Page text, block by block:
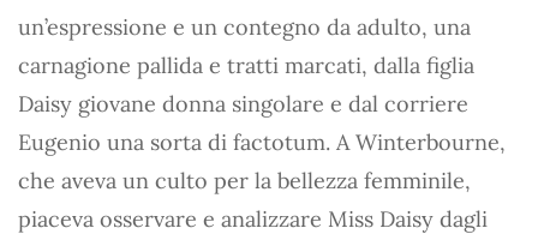
un’espressione e un contegno da adulto, una
carnagione pallida e tratti marcati, dalla figlia
Daisy giovane donna singolare e dal corriere
Eugenio una sorta di factotum. A Winterbourne,
che aveva un culto per la bellezza femminile,
piaceva osservare e analizzare Miss Daisy dagli